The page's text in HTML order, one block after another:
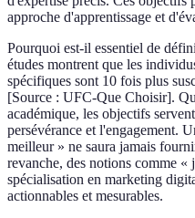
approche d'apprentissage et
Pourquoi est-il essentiel de
études montrent que les
spécifiques sont 10 fois plus
[Source : UFC-Que Choisir].
académique, les objectifs
persévérance et l'engagement.
meilleur » ne saura jamais
revanche, des notions comme «
spécialisation en marketing
actionnables et mesurables.